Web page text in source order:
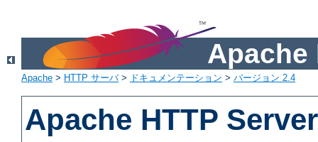
Apache
Apache > HTTP サーバ> ドキュメンテーション > バージョン 2.4
Apache HTTP